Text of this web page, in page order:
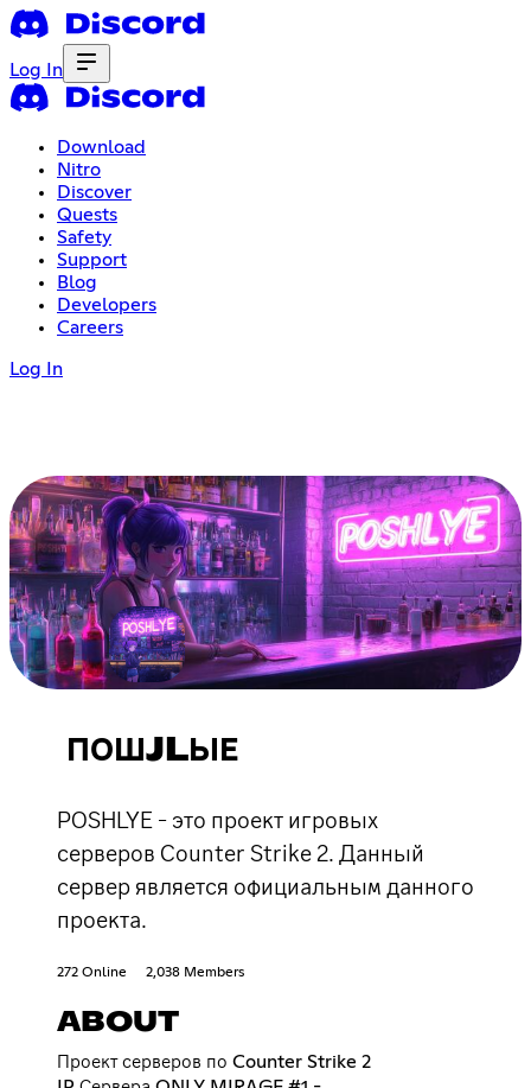
Log In
Download
Nitro
Discover
Quests
Safety
Support
Blog
Developers
Careers
Log In
ПОШJLЫЕ
POSHLYE - это проект игровых
серверов Counter Strike 2. Данный
сервер является официальным данного
проекта.
272 Online 2,038 Members
ABOUT
Проект серверов по Counter Strike 2